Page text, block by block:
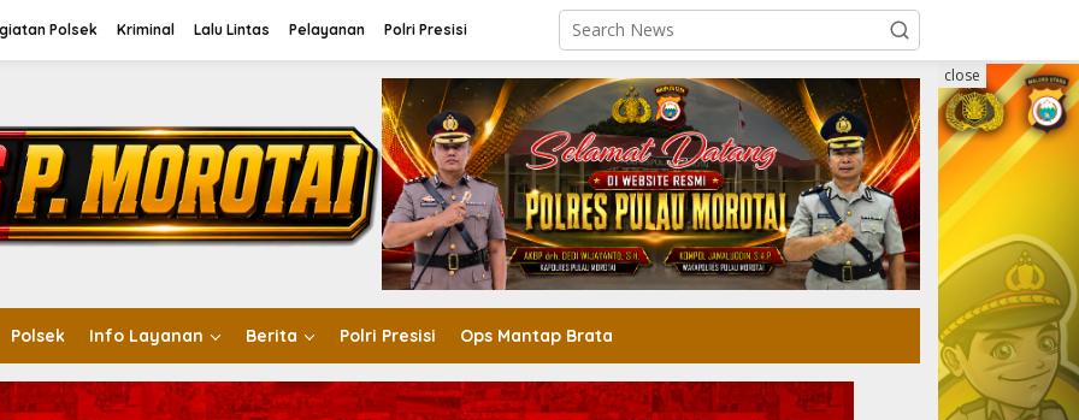
Polsek Kriminal Lalu Lintas Pelayanan Polri Presisi
Polsek Info Layanan Berita Polri Presisi Ops Mantap Brata
close